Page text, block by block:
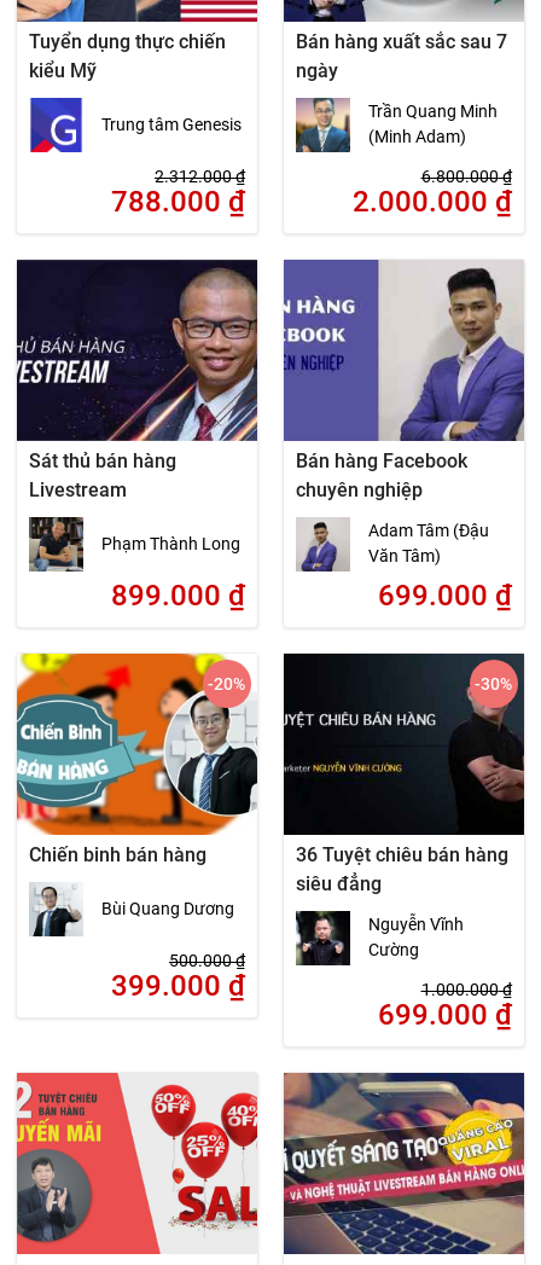
Tuyển dụng thực chiến
kiểu Mỹ
Trung tâm Genesis
2.312.000₫
788.000 ₫
Bán hàng xuất sắc sau 7
ngày
Trần Quang Minh
(Minh Adam)
6.800.000₫
2.000.000 ₫
Sát thủ bán hàng
Livestream
Phạm Thành Long
899.000 ₫
Bán hàng Facebook
chuyên nghiệp
Adam Tâm (Đậu
Văn Tâm)
699.000 ₫
Chiến binh bán hàng
Bùi Quang Dương
500.000₫
399.000 ₫
-20%
36 Tuyệt chiêu bán hàng
siêu đẳng
Nguyễn Vĩnh
Cường
1.000.000₫
699.000 ₫
-30%